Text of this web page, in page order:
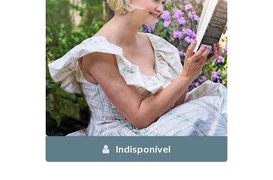
Indisponível